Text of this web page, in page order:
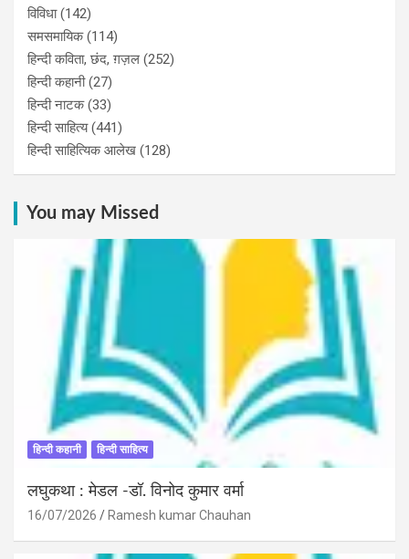
विविधा(142)
समसमायिक(114)
हिन्दी कविता, छंद, ग़ज़ल (252)
हिन्दी कहानी(27)
हिन्‍दी नाटक(33)
हिन्दी साहित्य(441)
हिन्दी साहित्यिक आलेख (128)
You may Missed
हिन्दी कहानी हिन्दी साहित्य
लघुकथा : मेडल -डॉ. विनोद कुमार वर्मा
16/07/2026 Ramesh kumar Chauhan